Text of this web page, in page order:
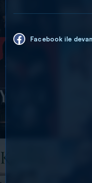
Facebook ile